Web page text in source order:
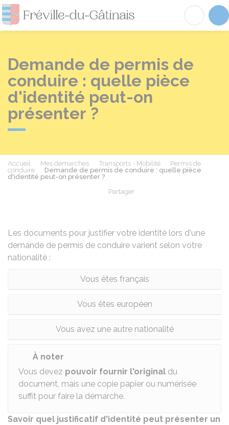
Fréville-du-
Demande de permis de
conduire : quelle pièce
d'identité peut-on
présenter ?
Accueil Mes démarches Transports - Mobilité
Permis de
conduire
Demande de permis de conduire : quelle pièce
d'identité peut-on présenter ?
Partager
Les documents pour justifier votre identité lors d'une
demande de permis de conduire varient selon votre
nationalité :
Vous êtes français
Vous êtes européen
Vous avez une autre nationalité
À noter
Vous devez pouvoir fournir l'original du
document, mais une copie papier ou numérisée
suffit pour faire la démarche.
Savoir quel justificatif d'identité peut présenter un